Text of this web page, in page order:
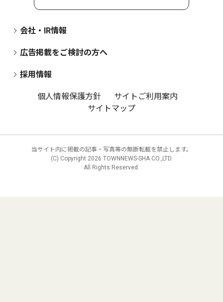
会社・IR情報
広告掲載をご検討の方へ
採用情報
個人情報保護方針
サイトご利用案内
サイトマップ
当サイト内に掲載の記事・写真等の無断転載を禁止します。
(C) Copyright 2026 TOWNNEWS-SHA CO.,LTD.
All Rights Reserved.